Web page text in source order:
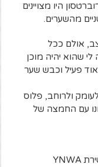
היו מצויינים
מהשערים.
אולם ככל
שהוא יהיה מוכן
פעיל וכבש שער
ולרוחב, פלוס
עם החמצה של
האוהדים כבר לא חושבים פעמיים, ולפני שירת YNWA